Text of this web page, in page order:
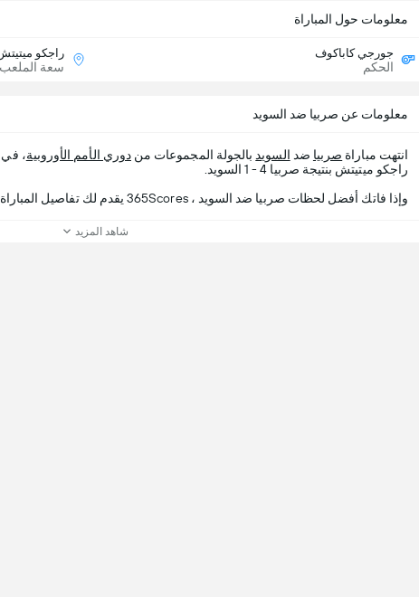
معلومات حول المباراة
جورجي كاباكوف
الحكم
راجكو
سعة الملعب:
معلومات عن صربيا ضد السويد
انتهت مباراة صربيا ضد السويد بالجولة المجموعات مندوري الأمم الأوروبية
راجكو ميتيتش بنتيجة صربيا 4 - 1 السويد.
وإذا فاتك أفضل لحظات صربيا ضد السويد ، 365Scores يقدم لك تفاصيل المباراة.
شاهد المزيد